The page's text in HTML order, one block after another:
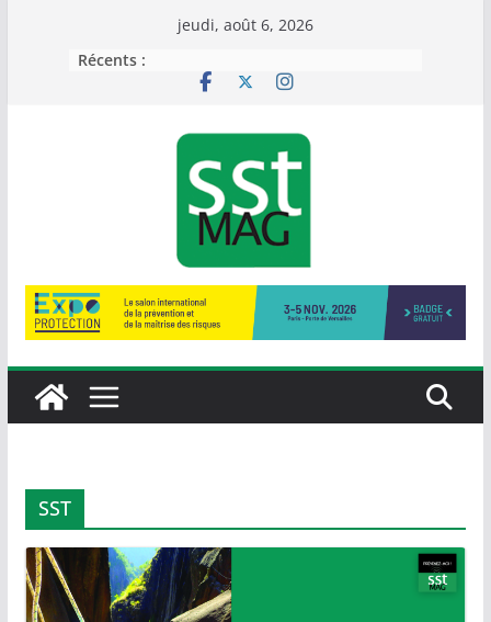
jeudi, août 6, 2026
Récents :
SST